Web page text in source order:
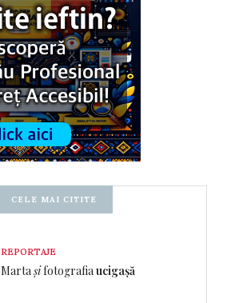
CELE MAI CITITE
REPORTAJE
Martașifotografiaucigașă